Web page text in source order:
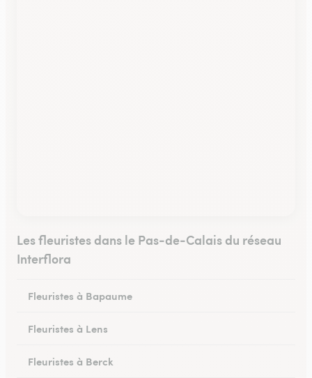
Les fleuristes dans le Pas-de-Calais du réseau
Interflora
Fleuristes à Bapaume
Fleuristes à Lens
Fleuristes à Berck